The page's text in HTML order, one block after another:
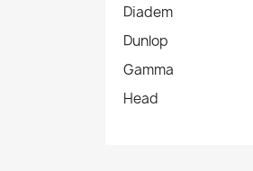
Diadem
Dunlop
Gamma
Head